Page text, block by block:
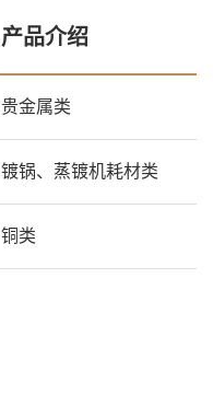
产品介绍
贵金属类
镀锅、蒸镀机耗材类
铜类